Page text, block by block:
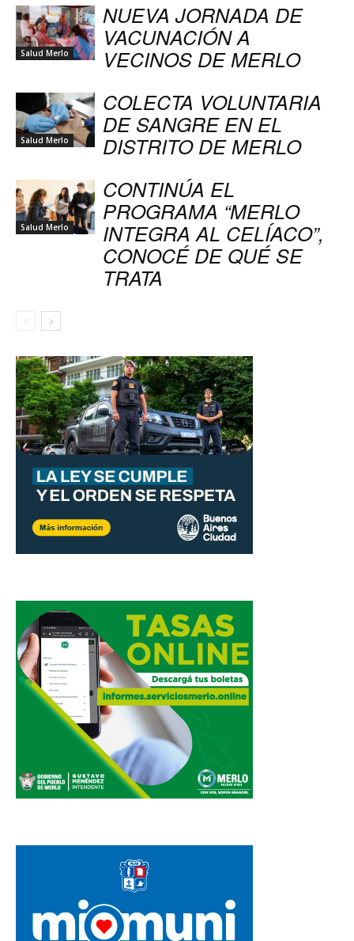
Salud Merlo
NUEVA JORNADA DE
VACUNACIÓN A
VECINOS DE MERLO
Salud Merlo
COLECTA VOLUNTARIA
DE SANGRE EN EL
DISTRITO DE MERLO
Salud Merlo
CONTINÚA EL
PROGRAMA “MERLO
INTEGRA AL CELÍACO”,
CONOCÉ DE QUÉ SE
TRATA